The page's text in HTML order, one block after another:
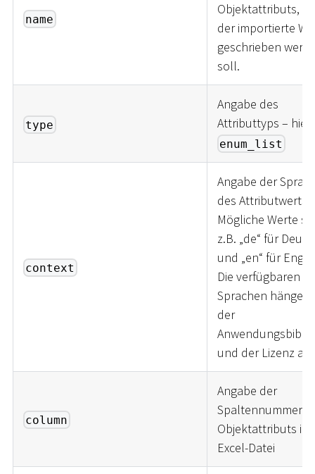
name
Objektattributs, in
der importierte
geschrieben
soll.
type
Angabe des
Attributtyps – hier
enum_list
context
Angabe der
des Attributwerts.
Mögliche Werte
z.B. „de“ für
und „en“ für
Die verfügbaren
Sprachen hängen
der
und der Lizenz ab.
column
Angabe der
Spaltennummer
Objektattributs in
Excel-Datei